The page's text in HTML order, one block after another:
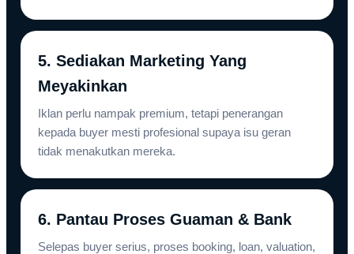
5. Sediakan Marketing Yang
Meyakinkan
Iklan perlu nampak premium, tetapi penerangan
kepada buyer mesti profesional supaya isu geran
tidak menakutkan mereka.
6. Pantau Proses Guaman & Bank
Selepas buyer serius, proses booking, loan, valuation,